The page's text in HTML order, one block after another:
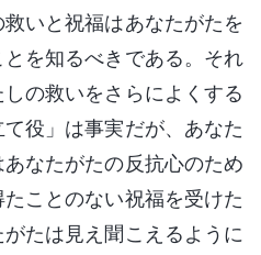
いと祝福はあなたがたを
を知るべきである。それ
の救いをさらによくする
役」は事実だが、あなた
なたがたの反抗心のため
ことのない祝福を受けた
たは見え聞こえるように